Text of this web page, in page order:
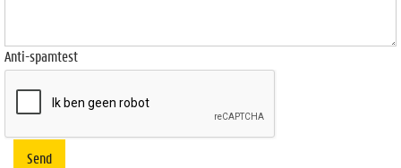
Anti-spamtest
Send